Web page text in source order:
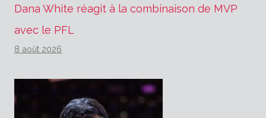
Dana White réagit à la combinaison de MVP
avec le PFL
8 août 2026